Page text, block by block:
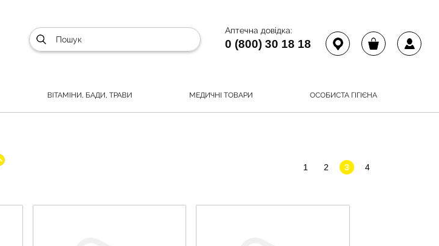
Аптечна довідка:
0 (800) 30 18 18
ВІТАМІНИ, БАДИ, ТРАВИ МЕДИЧНІ ТОВАРИ ОСОБИСТА ГІГІЄНА
1
2 3 4